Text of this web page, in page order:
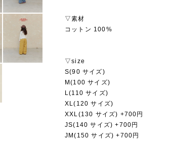
▽素材
コットン 100%
▽size
S(90 サイズ)
M(100 サイズ)
L(110 サイズ)
XL(120 サイズ)
XXL(130 サイズ) +700円
JS(140 サイズ) +700円
JM(150 サイズ) +700円